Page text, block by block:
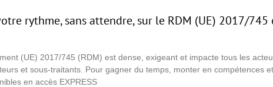
rythme, sans attendre, sur le RDM (UE) 2017/
(UE) 2017/745 (RDM) est dense, exigeant et impacte tous les
et sous-traitants. Pour gagner du temps, monter en compétences
en accès EXPRESS